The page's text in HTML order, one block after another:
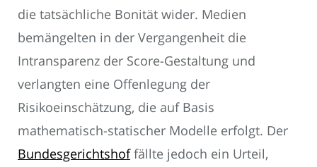
die tatsächliche Bonität wider. Medien
bemängelten in der Vergangenheit die
Intransparenz der Score-Gestaltung und
verlangten eine Offenlegung der
Risikoeinschätzung, die auf Basis
mathematisch-statischer Modelle erfolgt. Der
Bundesgerichtshoffällte jedoch ein Urteil,